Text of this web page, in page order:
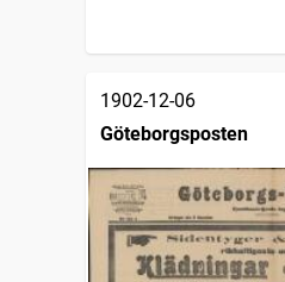
1902-12-06
Göteborgsposten